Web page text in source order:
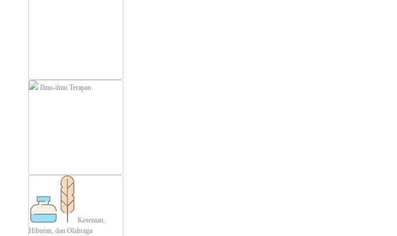
Ilmu-ilmu Terapan
Kesenian,
Hiburan, dan Olahraga